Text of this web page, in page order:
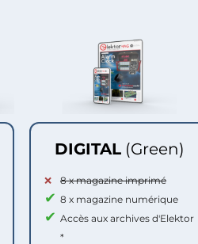
DIGITAL (Green)
8 x magazine imprimé
8 x magazine numérique
Accès aux archives d'Elektor
*